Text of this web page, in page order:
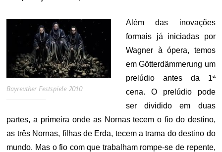
Bayreuther Festspiele 2010
Além das inovações
formais já iniciadas por
Wagner à ópera, temos
em Götterdämmerung um
prelúdio antes da 1ª
cena. O prelúdio pode
ser dividido em duas
partes, a primeira onde as Nornas tecem o fio do destino,
as três Nornas, filhas de Erda, tecem a trama do destino do
mundo. Mas o fio com que trabalham rompe-se de repente,